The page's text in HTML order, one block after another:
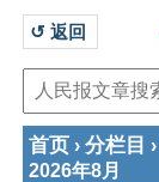
↺ 返回
首页 › 分栏目 ›
2026年8月